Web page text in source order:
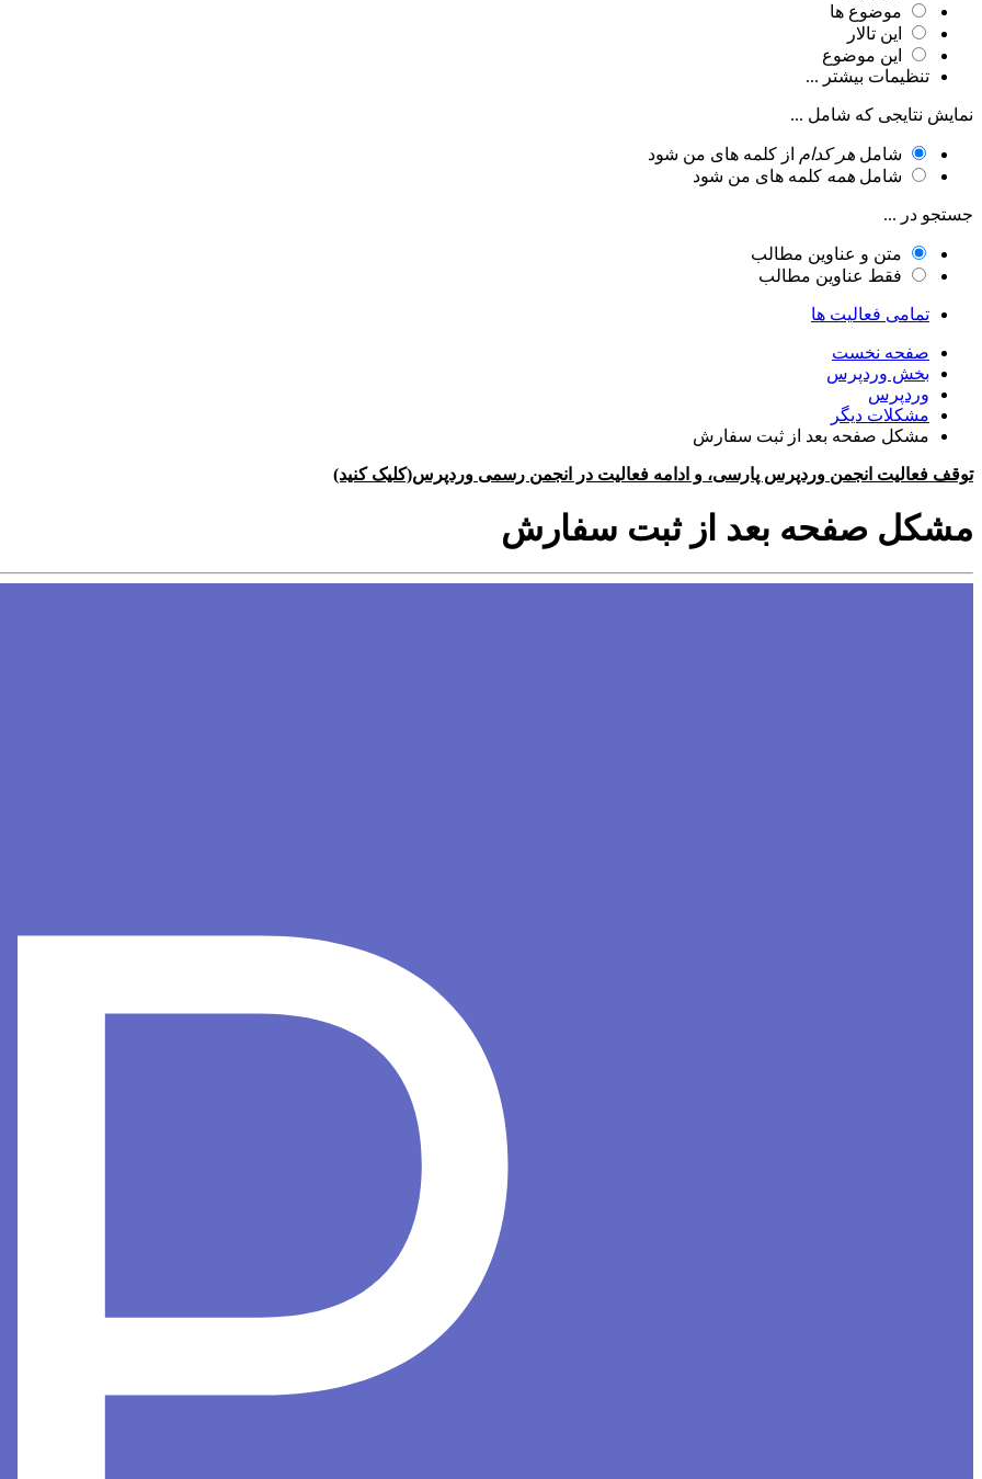
موضوع ها
این تالار
این موضوع
تنظیمات بیشتر ...
نمایش نتایجی که شامل ...
شامل هر کدام از کلمه های من شود
شامل همه کلمه های من شود
جستجو در ...
متن و عناوین مطالب
فقط عناوین مطالب
تمامی فعالیت ها
صفحه نخست
بخش وردپرس
وردپرس
مشکلات دیگر
مشکل صفحه بعد از ثبت سفارش
توقف فعالیت انجمن وردپرس پارسی، و ادامه فعالیت در انجمن رسمی وردپرس(کلیک کنید)
مشکل صفحه بعد از ثبت سفارش